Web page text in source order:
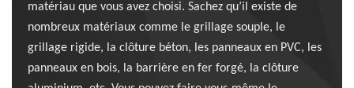
matériau que vous avez choisi. Sachez qu’il existe de
nombreux matériaux comme le grillage souple, le
grillage rigide, la clôture béton, les panneaux en PVC, les
panneaux en bois, la barrière en fer forgé, la clôture